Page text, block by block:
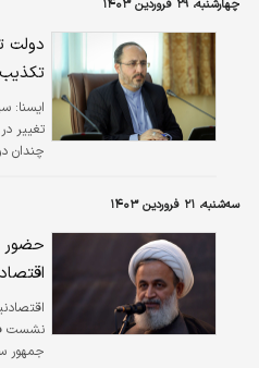
دلیل بررسی دو مرحله‌ای بودجه
بررسی جداول بودجه در مجلس معتقدند
است…
چهارشنبه، ۲۹ فروردین ۱۴۰۳
دولت
ایسنا:
تغییر
چندان
سه‌شنبه، ۲۱ فروردین ۱۴۰۳
حضور
نشست
جمهور